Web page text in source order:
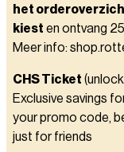
het
kiest en ontvang
Meer info:
CHS Ticket
Exclusive savings
your promo code,
just for friends